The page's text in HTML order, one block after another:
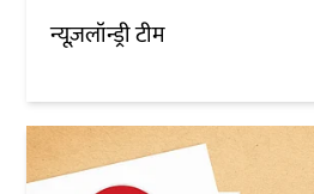
न्यूज़लॉन्ड्री टीम